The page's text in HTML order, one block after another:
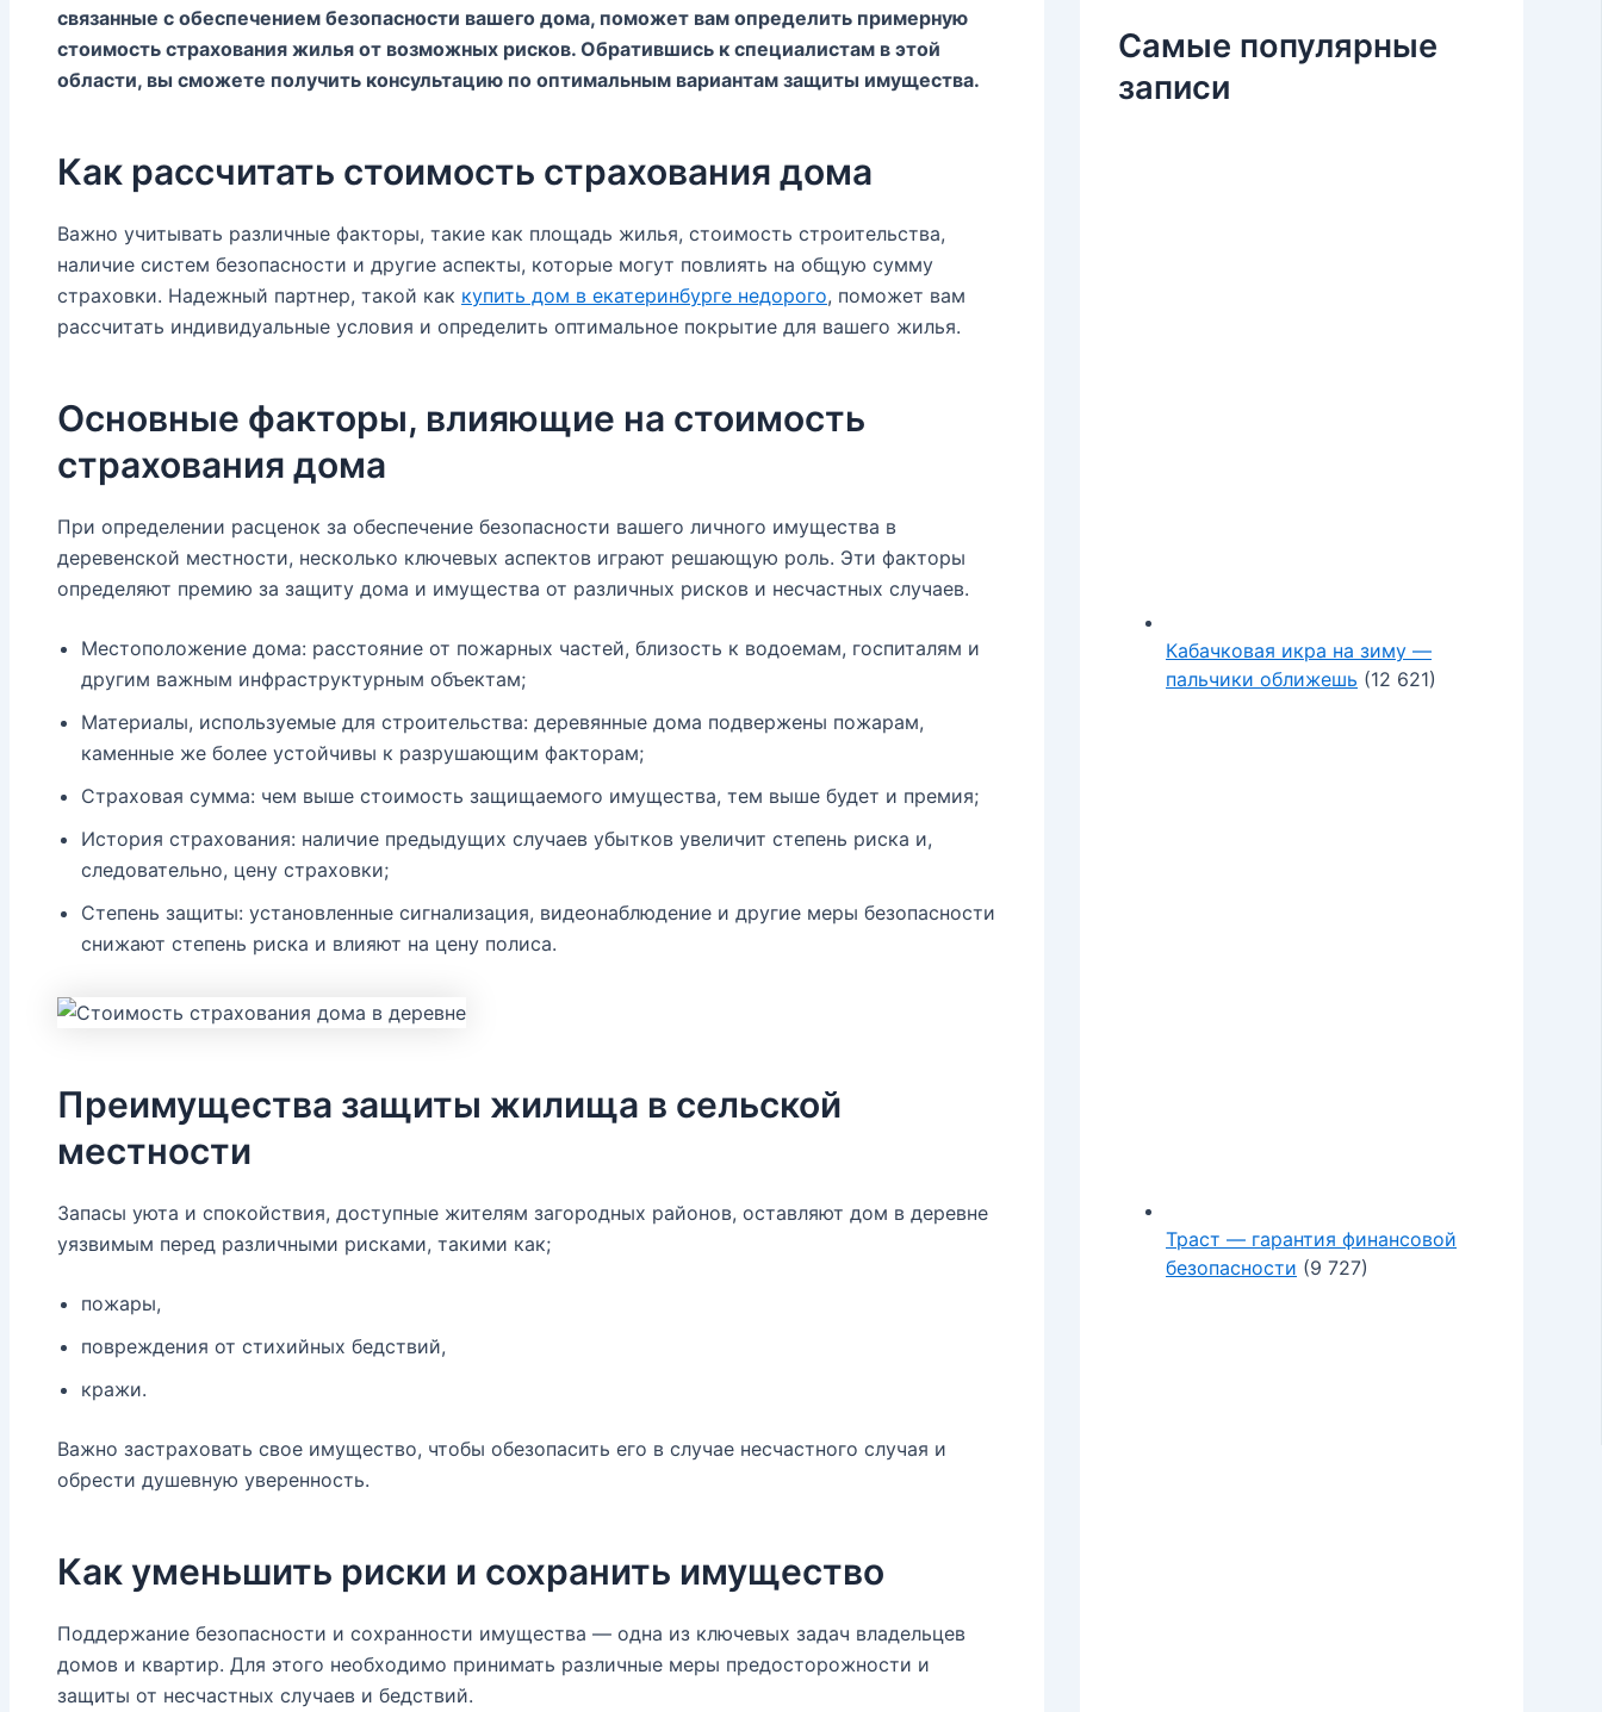
связанные с обеспечением безопасности вашего дома, поможет вам определить примерную
стоимость страхования жилья от возможных рисков. Обратившись к специалистам в этой
области, вы сможете получить консультацию по оптимальным вариантам защиты имущества.
Как рассчитать стоимость страхования дома
Важно учитывать различные факторы, такие как площадь жилья, стоимость строительства,
наличие систем безопасности и другие аспекты, которые могут повлиять на общую сумму
страховки. Надежный партнер, такой как купить дом в екатеринбурге недорого, поможет вам
рассчитать индивидуальные условия и определить оптимальное покрытие для вашего жилья.
Основные факторы, влияющие на стоимость
страхования дома
При определении расценок за обеспечение безопасности вашего личного имущества в
деревенской местности, несколько ключевых аспектов играют решающую роль. Эти факторы
определяют премию за защиту дома и имущества от различных рисков и несчастных случаев.
Местоположение дома: расстояние от пожарных частей, близость к водоемам, госпиталям и
другим важным инфраструктурным объектам;
Материалы, используемые для строительства: деревянные дома подвержены пожарам,
каменные же более устойчивы к разрушающим факторам;
Страховая сумма: чем выше стоимость защищаемого имущества, тем выше будет и премия;
История страхования: наличие предыдущих случаев убытков увеличит степень риска и,
следовательно, цену страховки;
Степень защиты: установленные сигнализация, видеонаблюдение и другие меры безопасности
снижают степень риска и влияют на цену полиса.
Преимущества защиты жилища в сельской
местности
Запасы уюта и спокойствия, доступные жителям загородных районов, оставляют дом в деревне
уязвимым перед различными рисками, такими как;
пожары,
повреждения от стихийных бедствий,
кражи.
Важно застраховать свое имущество, чтобы обезопасить его в случае несчастного случая и
обрести душевную уверенность.
Как уменьшить риски и сохранить имущество
Поддержание безопасности и сохранности имущества — одна из ключевых задач владельцев
домов и квартир. Для этого необходимо принимать различные меры предосторожности и
защиты от несчастных случаев и бедствий.
Самые популярные
записи
Кабачковая икра на зиму —
пальчики оближешь (12 621)
Траст — гарантия финансовой
безопасности (9 727)